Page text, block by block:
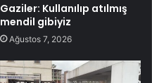
Gaziler: Kullanılıp atılmış
mendil gibiyiz
Ağustos 7, 2026